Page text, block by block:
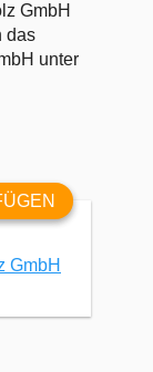
GmbH
das
unter
GmbH